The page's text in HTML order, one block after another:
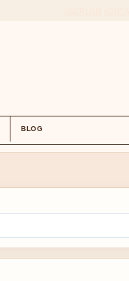
BLOG